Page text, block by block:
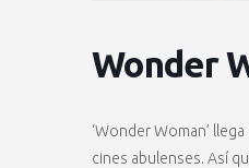
Wonder
‘Wonder Woman’
cines abulenses. Así